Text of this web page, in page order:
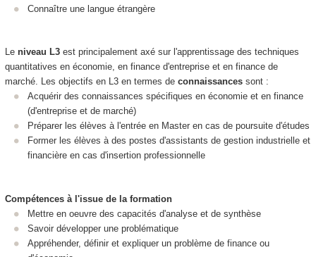
Connaître une langue étrangère
Le niveau L3est principalement axé sur l'apprentissage des techniques
quantitatives en économie, en finance d'entreprise et en finance de
marché. Les objectifs en L3 en termes de connaissancessont :
Acquérir des connaissances spécifiques en économie et en finance
(d'entreprise et de marché)
Préparer les élèves à l'entrée en Master en cas de poursuite d'études
Former les élèves à des postes d'assistants de gestion industrielle et
financière en cas d'insertion professionnelle
Compétences à l'issue de la formation
Mettre en oeuvre des capacités d'analyse et de synthèse
Savoir développer une problématique
Appréhender, définir et expliquer un problème de finance ou